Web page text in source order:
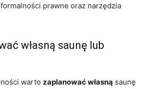
prawne oraz narzędzia
własną saunę lub
warto zaplanować własną saunę